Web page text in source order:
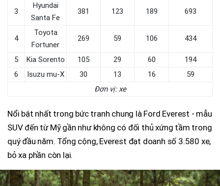
3
Hyundai
Santa Fe
381 123 189 693
4
Toyota
Fortuner
269 59 106 434
5 Kia Sorento 105 29 60
194
6
Isuzu mu-X 30 13 16
59
Đơn vị: xe
Nổi bật nhất trong bức tranh chung là Ford Everest - mẫu
SUV đến từ Mỹ gần như không có đối thủ xứng tầm trong
quý đầu năm. Tổng cộng, Everest đạt doanh số 3.580 xe,
bỏ xa phần còn lại.